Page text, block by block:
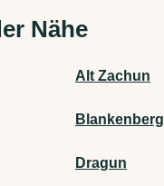
Nähe
Alt Zachun
Blankenberg
Dragun